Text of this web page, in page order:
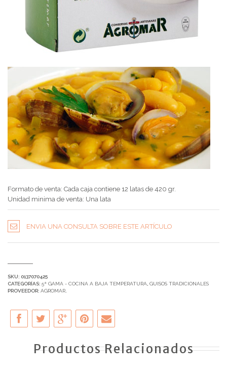
Formato de venta: Cada caja contiene 12 latas de 420 gr.
Unidad minima de venta: Una lata
ENVIA UNA CONSULTA SOBRE ESTE ARTÍCULO
SKU: 0137070425
CATEGORÍAS: 5ª GAMA - COCINA A BAJA TEMPERATURA GUISOS TRADICIONALES
PROVEEDOR: AGROMAR
Productos Relacionados